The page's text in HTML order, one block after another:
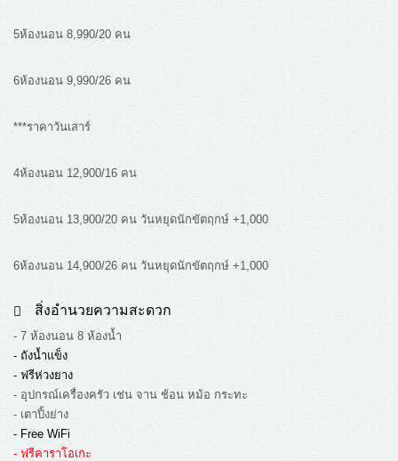
5ห้องนอน 8,990/20 คน
6ห้องนอน 9,990/26 คน
***ราคาวันเสาร์
4ห้องนอน 12,900/16 คน
5ห้องนอน 13,900/20 คน วันหยุดนักขัตฤกษ์ +1,000
6ห้องนอน 14,900/26 คน วันหยุดนักขัตฤกษ์ +1,000
สิ่งอำนวยความสะดวก
- 7 ห้องนอน 8 ห้องน้ำ
- ถังน้ำแข็ง
- ฟรีห่วงยาง
- อุปกรณ์เครื่องครัว เช่น จาน ช้อน หม้อ กระทะ
- เตาปิ้งย่าง
- Free WiFi
- ฟรีคาราโอเกะ